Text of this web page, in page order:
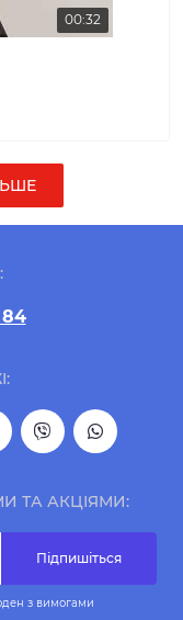
00:32
84
ТА АКЦІЯМИ:
Підпишіться
з вимогами